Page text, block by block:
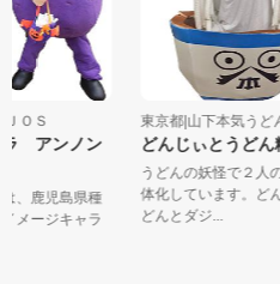
ＪＯＳ
ラ アンノン
は、鹿児島県種
イメージキャラ
東京都|山下本気う
どんじぃとうど
うどんの妖怪で２
体化しています。
どんとダジ...